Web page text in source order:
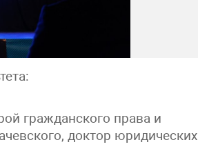
гражданского права и
доктор юридических